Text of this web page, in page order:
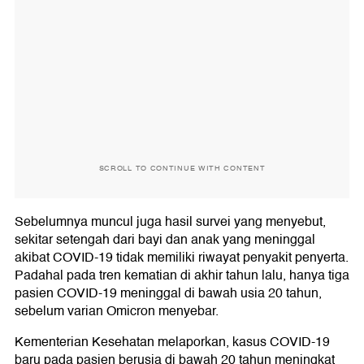
SCROLL TO CONTINUE WITH CONTENT
Sebelumnya muncul juga hasil survei yang menyebut,
sekitar setengah dari bayi dan anak yang meninggal
akibat COVID-19 tidak memiliki riwayat penyakit penyerta.
Padahal pada tren kematian di akhir tahun lalu, hanya tiga
pasien COVID-19 meninggal di bawah usia 20 tahun,
sebelum varian Omicron menyebar.
Kementerian Kesehatan melaporkan, kasus COVID-19
baru pada pasien berusia di bawah 20 tahun meningkat